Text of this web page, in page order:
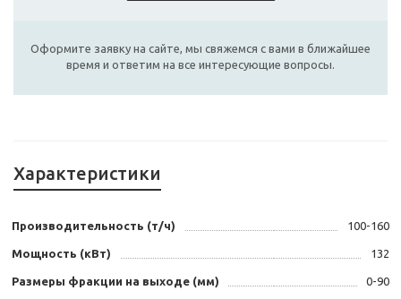
Оформите заявку на сайте, мы свяжемся с вами в ближайшее
время и ответим на все интересующие вопросы.
Характеристики
Производительность (т/ч) 100-160
Мощность (кВт) 132
Размеры фракции на выходе (мм) 0-90